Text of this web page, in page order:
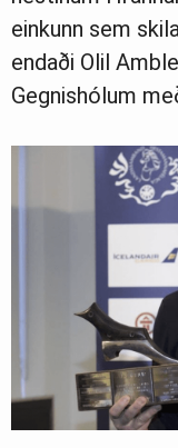
einkunn sem
endaði Olil
Gegnishólum